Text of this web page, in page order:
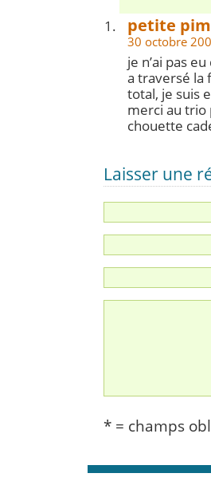
petite
30 octobre
je n’ai pas
a traversé la
total, je suis
merci au trio
chouette
Laisser une
* = champs